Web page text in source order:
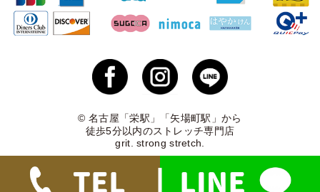
© 名古屋「栄駅」「矢場町駅」から
徒歩5分以内のストレッチ専門店
grit. strong stretch.